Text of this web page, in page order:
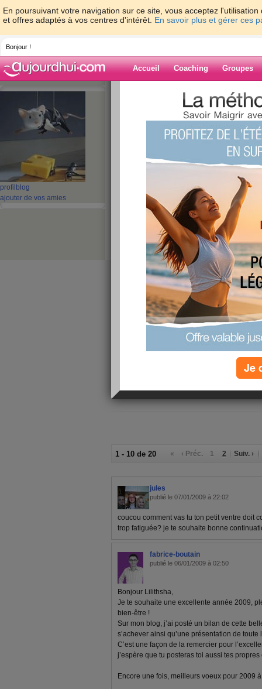
En poursuivant votre navigation sur ce site, vous acceptez
et offres adaptés à vos centres d'intérêt. En savoir plus et gérer ces
Bonjour !
Accueil Coaching Groupes
profil blog
ajouter de vos amies
> > Ce
Blog de
Ce matin:
Désolée pour le silence, je suis pas
J'ai eu la visite d'un contrôleur
super bien passé, j'ai eu droit aux
tenue de mes comptes, youhou!!!
Minidou pousse bien, je ne peux
rigolo, mais ça se voit à peine
cas, je viens d'entamer mon 3ème
profiter de 20 mn de taf en moins
sur, j'ai besoin de l'autorisation
jour férié aujourd'hui (ha, ces
fériés!!!), je devrais donc attendre
J'espère que vous allez toutes
coucou sur vos blogs respectifs...
1 - 10 de 20 « ‹ Préc. 1 2 Suiv. ›
jules
publié le 07/01/2009 à 22:02
coucou comment vas tu ton petit ventre doit
trop fatiguée? je te souhaite bonne
fabrice-boutain
publié le 06/01/2009 à 02:50
Bonjour Lilithsha,
Je te souhaite une excellente année 2009,
bien-être !
Sur mon blog, j’ai posté un bilan de cette
s’achever ainsi qu’une présentation de
C’est une façon de la remercier pour
j’espère que tu posteras toi aussi tes
Encore une fois, meilleurs voeux pour 2009
Je